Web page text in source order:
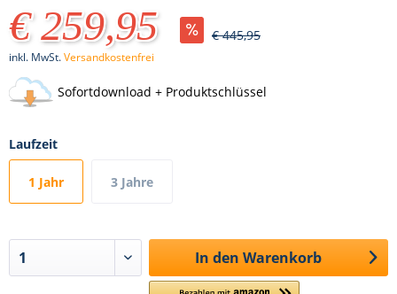
€ 259,95 € 445,95
inkl. MwSt.Versandkostenfrei
Sofortdownload + Produktschlüssel
Laufzeit
1 Jahr 3 Jahre
In den Warenkorb